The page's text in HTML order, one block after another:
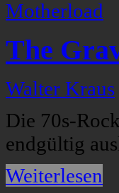
The
Walter Kraus
Die 70s-
endgültig
Weiterlesen